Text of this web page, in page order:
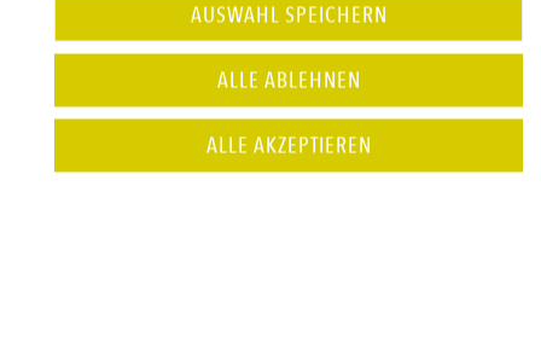
AUSWAHL SPEICHERN
ALLE ABLEHNEN
ALLE AKZEPTIEREN
JETZT BESTELLEN